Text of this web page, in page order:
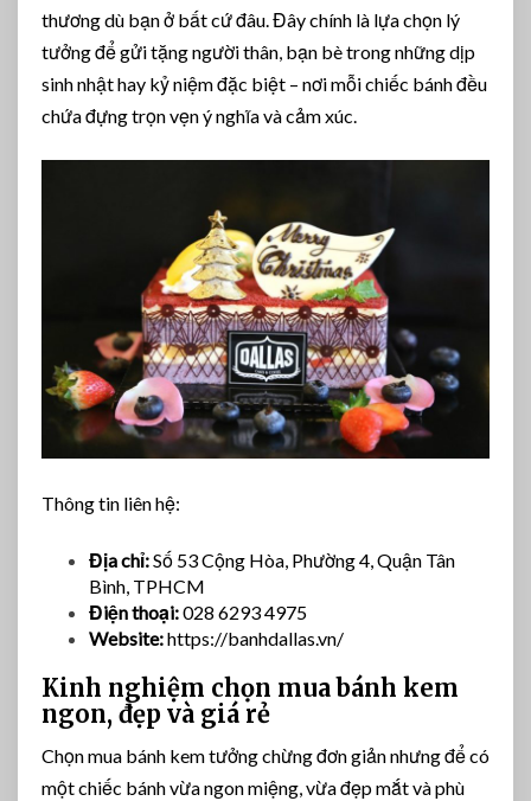
thương dù bạn ở bất cứ đâu. Đây chính là lựa chọn lý
tưởng để gửi tặng người thân, bạn bè trong những dịp
sinh nhật hay kỷ niệm đặc biệt – nơi mỗi chiếc bánh đều
chứa đựng trọn vẹn ý nghĩa và cảm xúc.
Thông tin liên hệ:
Địa chỉ:Số 53 Cộng Hòa, Phường 4, Quận Tân
Bình, TPHCM
Điện thoại:028 6293 4975
Website:https://banhdallas.vn/
Kinh nghiệm chọn mua bánh kem
ngon, đẹp và giá rẻ
Chọn mua bánh kem tưởng chừng đơn giản nhưng để có
một chiếc bánh vừa ngon miệng, vừa đẹp mắt và phù